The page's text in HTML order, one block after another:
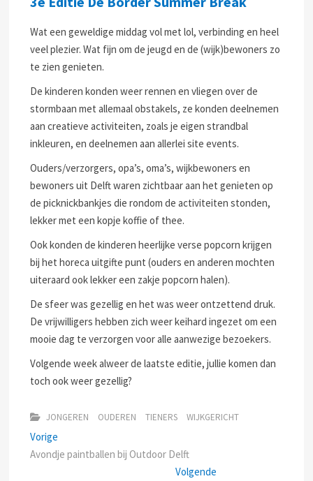
Wat een geweldige middag vol met lol, verbinding en heel
veel plezier. Wat fijn om de jeugd en de (wijk)bewoners zo
te zien genieten.
De kinderen konden weer rennen en vliegen over de
stormbaan met allemaal obstakels, ze konden deelnemen
aan creatieve activiteiten, zoals je eigen strandbal
inkleuren, en deelnemen aan allerlei site events.
Ouders/verzorgers, opa’s, oma’s, wijkbewoners en
bewoners uit Delft waren zichtbaar aan het genieten op
de picknickbankjes die rondom de activiteiten stonden,
lekker met een kopje koffie of thee.
Ook konden de kinderen heerlijke verse popcorn krijgen
bij het horeca uitgifte punt (ouders en anderen mochten
uiteraard ook lekker een zakje popcorn halen).
De sfeer was gezellig en het was weer ontzettend druk.
De vrijwilligers hebben zich weer keihard ingezet om een
mooie dag te verzorgen voor alle aanwezige bezoekers.
Volgende week alweer de laatste editie, jullie komen dan
toch ook weer gezellig?
JONGEREN OUDEREN TIENERS WIJKGERICHT
Bericht
navigatie
Vorige
post:
Avondje paintballen bij Outdoor Delft
VolgendeNext